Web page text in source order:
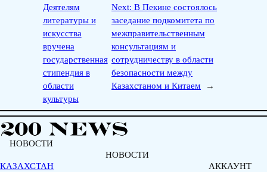
Деятелям
литературы и
искусства
вручена
государственная
стипендия в
области
культуры
Next:В Пекине состоялось
заседание подкомитета по
межправительственным
консультациям и
сотрудничеству в области
безопасности между
Казахстаном и Китаем
→
НОВОСТИ
КАЗАХСТАН
НОВОСТИ
АККАУНТ